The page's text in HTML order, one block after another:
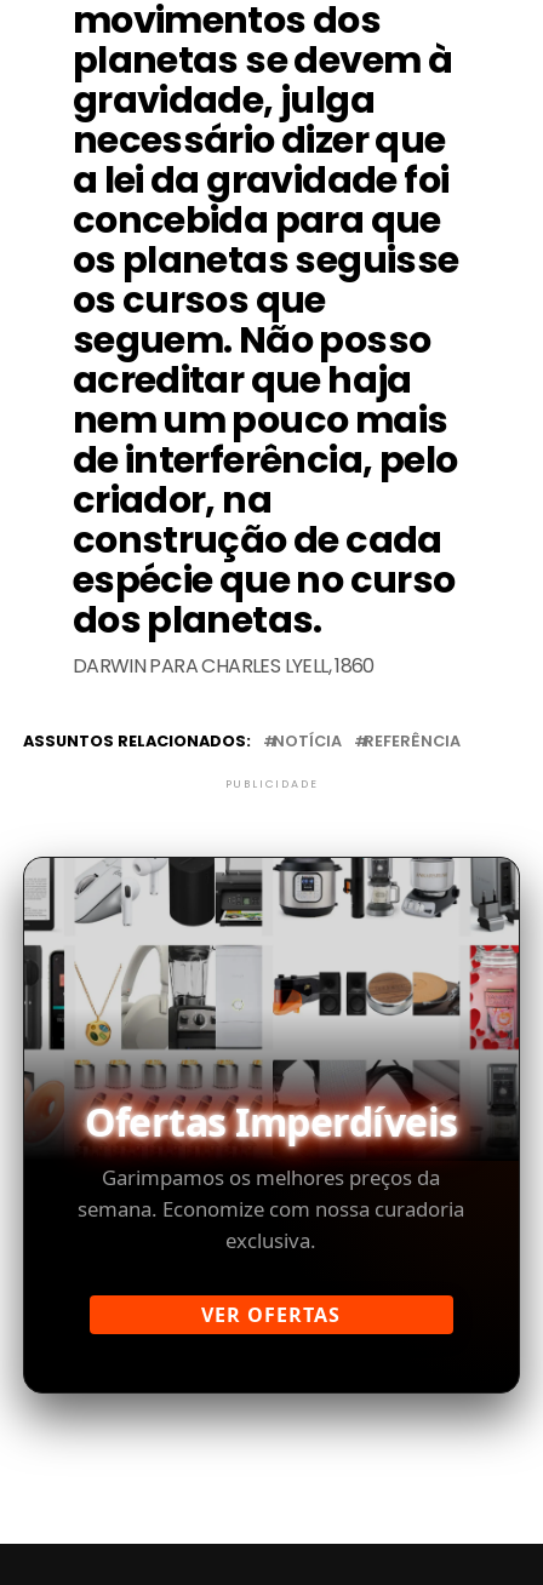
movimentos dos
planetas se devem à
gravidade, julga
necessário dizer que
a lei da gravidade foi
concebida para que
os planetas seguisse
os cursos que
seguem. Não posso
acreditar que haja
nem um pouco mais
de interferência, pelo
criador, na
construção de cada
espécie que no curso
dos planetas.
DARWIN PARA CHARLES LYELL, 1860
ASSUNTOS RELACIONADOS: NOTÍCIA REFERÊNCIA
PUBLICIDADE
Ofertas Imperdíveis
Garimpamos os melhores preços da
semana. Economize com nossa curadoria
exclusiva.
VER OFERTAS